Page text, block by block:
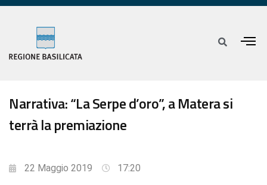
Narrativa: “La Serpe d’oro”, a Matera si
terrà la premiazione
22 Maggio 2019 17:20